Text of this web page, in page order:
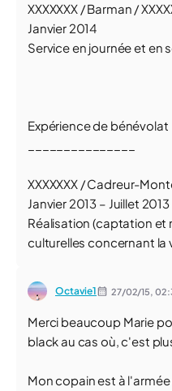
XXXXXXX / Barman /
Janvier 2014
Service en journée et en
Expérience de bénévolat
XXXXXXX / Cadreur-
Janvier 2013 – Juillet 2013
Réalisation (captation et
culturelles concernant la
Octavie1 27/02/15,
Merci beaucoup Marie
black au cas où, c'est
Mon copain est à